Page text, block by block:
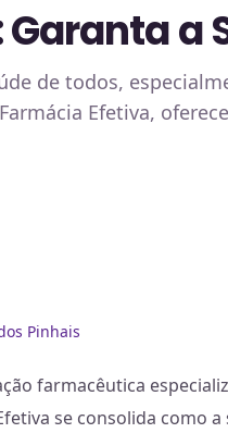
a
de todos,
Efetiva,
Pinhais
farmacêutica
se consolida como a